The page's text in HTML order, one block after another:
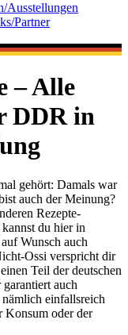
Ausstellungen
Partner
– Alle
DDR in
gehört: Damals war
auch der Meinung?
Rezepte-
du hier in
Wunsch auch
Ossi verspricht dir
Teil der deutschen
auch
einfallsreich
Konsum oder der